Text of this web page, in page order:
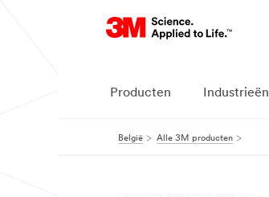
Producten Industrieën
België Alle 3M producten